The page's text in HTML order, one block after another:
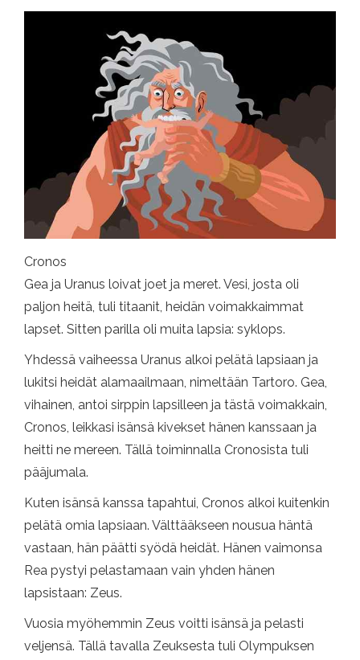
Cronos
Gea ja Uranus loivat joet ja meret. Vesi, josta oli
paljon heitä, tuli titaanit, heidän voimakkaimmat
lapset. Sitten parilla oli muita lapsia: syklops.
Yhdessä vaiheessa Uranus alkoi pelätä lapsiaan ja
lukitsi heidät alamaailmaan, nimeltään Tartoro. Gea,
vihainen, antoi sirppin lapsilleen ja tästä voimakkain,
Cronos, leikkasi isänsä kivekset hänen kanssaan ja
heitti ne mereen. Tällä toiminnalla Cronosista tuli
pääjumala.
Kuten isänsä kanssa tapahtui, Cronos alkoi kuitenkin
pelätä omia lapsiaan. Välttääkseen nousua häntä
vastaan, hän päätti syödä heidät. Hänen vaimonsa
Rea pystyi pelastamaan vain yhden hänen
lapsistaan: Zeus.
Vuosia myöhemmin Zeus voitti isänsä ja pelasti
veljensä. Tällä tavalla Zeuksesta tuli Olympuksen